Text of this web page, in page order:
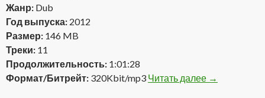
Жанр: Dub
Год выпуска: 2012
Размер: 146 MB
Треки: 11
Продолжительность: 1:01:28
Формат/Битрейт: 320Kbit/mp3 Читать далее Easy Star
→